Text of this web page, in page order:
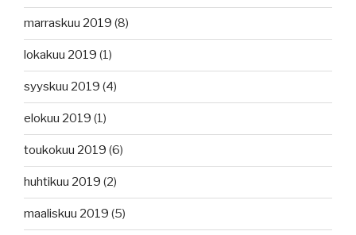
marraskuu 2019 (8)
lokakuu 2019 (1)
syyskuu 2019 (4)
elokuu 2019 (1)
toukokuu 2019 (6)
huhtikuu 2019 (2)
maaliskuu 2019 (5)